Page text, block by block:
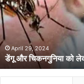
लेकर
स्वास्थ्य
विभाग
का
अर्लटApril 29, 2024
डेंगू और चिकनगुनिया को